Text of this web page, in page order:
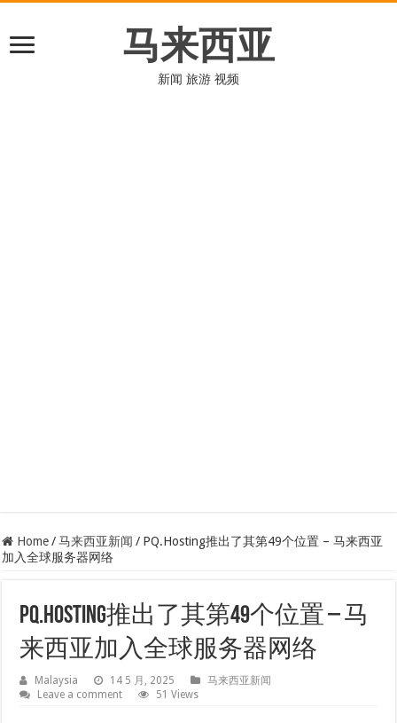
马来西亚
新闻 旅游 视频
Home / 马来西亚新闻 / PQ.Hosting推出了其第49个位置 – 马来西亚
加入全球服务器网络
PQ.Hosting推出了其第49个位置 – 马
来西亚加入全球服务器网络
Malaysia 14 5 月, 2025
马来西亚新闻
Leave a comment
51 Views